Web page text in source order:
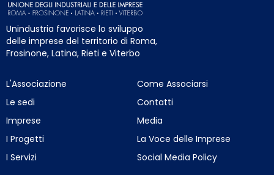
Unindustria favorisce lo sviluppo
delle imprese del territorio di Roma,
Frosinone, Latina, Rieti e Viterbo
L'Associazione
Le sedi
Imprese
I Progetti
I Servizi
Come Associarsi
Contatti
Media
La Voce delle Imprese
Social Media Policy